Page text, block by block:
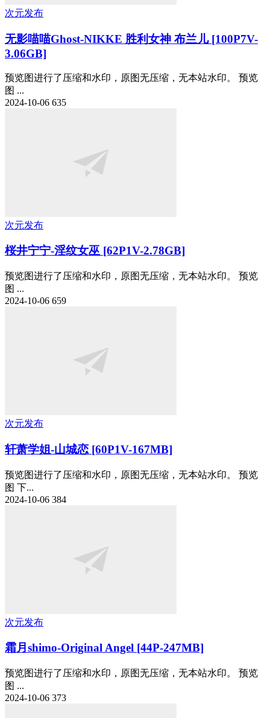
次元发布
无影喵喵Ghost-NIKKE 胜利女神 布兰儿 [100P7V-
3.06GB]
预览图进行了压缩和水印，原图无压缩，无本站水印。 预览
图 ...
2024-10-06 635
次元发布
桜井宁宁-淫纹女巫 [62P1V-2.78GB]
预览图进行了压缩和水印，原图无压缩，无本站水印。 预览
图 ...
2024-10-06 659
次元发布
轩萧学姐-山城恋 [60P1V-167MB]
预览图进行了压缩和水印，原图无压缩，无本站水印。 预览
图 下...
2024-10-06 384
次元发布
霜月shimo-Original Angel [44P-247MB]
预览图进行了压缩和水印，原图无压缩，无本站水印。 预览
图 ...
2024-10-06 373